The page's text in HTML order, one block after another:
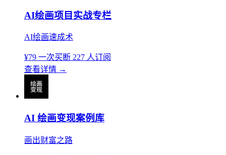
AI绘画项目实战专栏
AI绘画速成术
¥79 一次买断 227 人订阅
查看详情 →
AI 绘画变现案例库
画出财富之路